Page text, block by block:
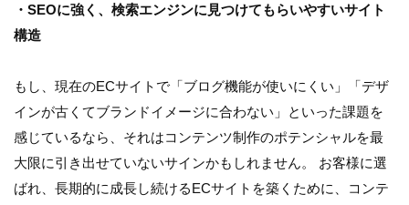
・SEOに強く、検索エンジンに見つけてもらいやすいサイト
構造
もし、現在のECサイトで「ブログ機能が使いにくい」「デザ
インが古くてブランドイメージに合わない」といった課題を
感じているなら、それはコンテンツ制作のポテンシャルを最
大限に引き出せていないサインかもしれません。 お客様に選
ばれ、長期的に成長し続けるECサイトを築くために、コンテ